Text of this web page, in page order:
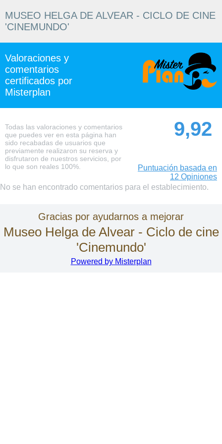
MUSEO HELGA DE ALVEAR - CICLO DE CINE
'CINEMUNDO'
Valoraciones y
comentarios
certificados por
Misterplan
Todas las valoraciones y comentarios
que puedes ver en esta página han
sido recabadas de usuarios que
previamente realizaron su reserva y
disfrutaron de nuestros servicios, por
lo que son reales 100%.
9,92
Puntuación basada en
12 Opiniones
No se han encontrado comentarios para el establecimiento.
Gracias por ayudarnos a mejorar
Museo Helga de Alvear - Ciclo de cine
'Cinemundo'
Powered by Misterplan